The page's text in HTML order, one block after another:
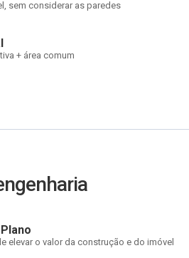
sem considerar as paredes
+ área comum
elevar o valor da construção e do imóvel